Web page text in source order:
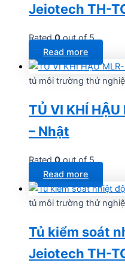
Jeiotech TH-
Rated0out of 5
Read more
tủ môi trường thử
TỦ VI KHÍ
– Nhật
Rated0out of 5
Read more
tủ môi trường thử
Tủ kiểm soát
Jeiotech TH-